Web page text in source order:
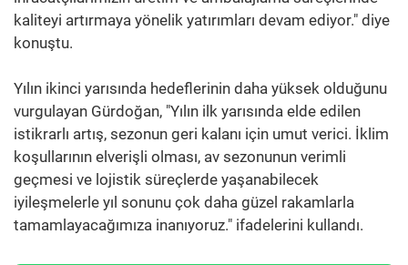
kaliteyi artırmaya yönelik yatırımları devam ediyor." diye
konuştu.
Yılın ikinci yarısında hedeflerinin daha yüksek olduğunu
vurgulayan Gürdoğan, "Yılın ilk yarısında elde edilen
istikrarlı artış, sezonun geri kalanı için umut verici. İklim
koşullarının elverişli olması, av sezonunun verimli
geçmesi ve lojistik süreçlerde yaşanabilecek
iyileşmelerle yıl sonunu çok daha güzel rakamlarla
tamamlayacağımıza inanıyoruz." ifadelerini kullandı.